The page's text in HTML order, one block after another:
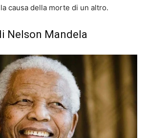
causa della morte di un altro.
Nelson Mandela